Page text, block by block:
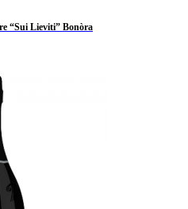
“Sui Lieviti” Bonòra